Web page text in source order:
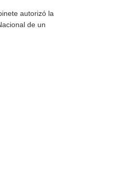
autorizó la
de un